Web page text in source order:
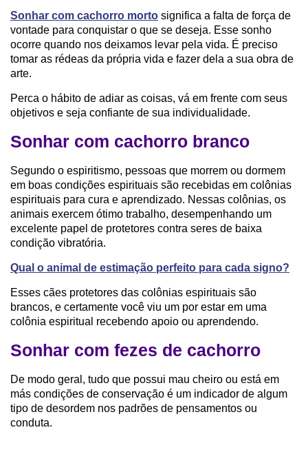
Sonhar com cachorro morto significa a falta de força de
vontade para conquistar o que se deseja. Esse sonho
ocorre quando nos deixamos levar pela vida. É preciso
tomar as rédeas da própria vida e fazer dela a sua obra de
arte.
Perca o hábito de adiar as coisas, vá em frente com seus
objetivos e seja confiante de sua individualidade.
Sonhar com cachorro branco
Segundo o espiritismo, pessoas que morrem ou dormem
em boas condições espirituais são recebidas em colônias
espirituais para cura e aprendizado. Nessas colônias, os
animais exercem ótimo trabalho, desempenhando um
excelente papel de protetores contra seres de baixa
condição vibratória.
Qual o animal de estimação perfeito para cada signo?
Esses cães protetores das colônias espirituais são
brancos, e certamente você viu um por estar em uma
colônia espiritual recebendo apoio ou aprendendo.
Sonhar com fezes de cachorro
De modo geral, tudo que possui mau cheiro ou está em
más condições de conservação é um indicador de algum
tipo de desordem nos padrões de pensamentos ou
conduta.